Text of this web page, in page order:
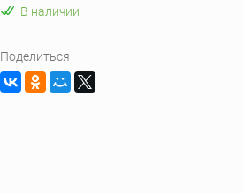
В наличии
Поделиться